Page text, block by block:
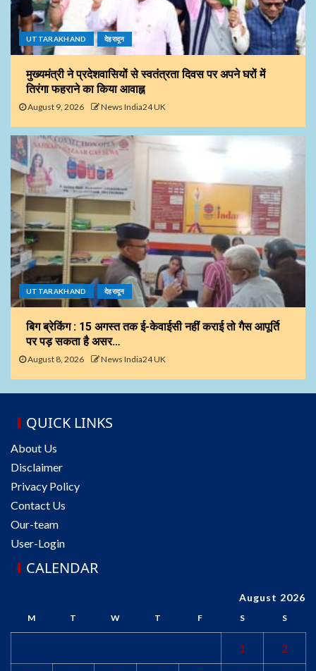
UTTARAKHAND देहरादून
मुख्यमंत्री ने प्रदेशवासियों से स्वतंत्रता दिवस पर अपने घरों में
तिरंगा फहराने का किया आवाह्न
August 9, 2026 News India24 UK
UTTARAKHAND देहरादून
बिग ब्रेकिंग : 15 अगस्त तक ई-केवाईसी नहीं कराई तो गैस आपूर्ति
पर पड़ सकता है असर…
August 8, 2026 News India24 UK
QUICK LINKS
About Us
Disclaimer
Privacy Policy
Contact Us
Our-team
User-Login
CALENDAR
August 2026
M T W T F S S
1 2